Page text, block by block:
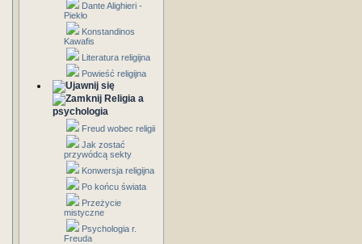
Dante Alighieri -
Piekło
Konstandinos
Kawafis
Literatura religijna
Powieść religijna
Religia a
psychologia
Freud wobec religii
Jak zostać
przywódcą sekty
Konwersja religijna
Po końcu świata
Przeżycie
mistyczne
Psychologia r.
Freuda